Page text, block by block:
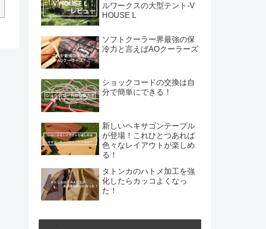
ルワークスの大型テント-V
HOUSE L
ソフトクーラー界最強の保
冷力と言えばAOクーラーズ
ショックコードの交換は自
分で簡単にできる！
新しいヘキサゴンテーブル
が登場！これひとつあれば
色々なレイアウトが楽しめ
る！
タトンカのハトメ加工を強
化したらカッコよくなっ
た！